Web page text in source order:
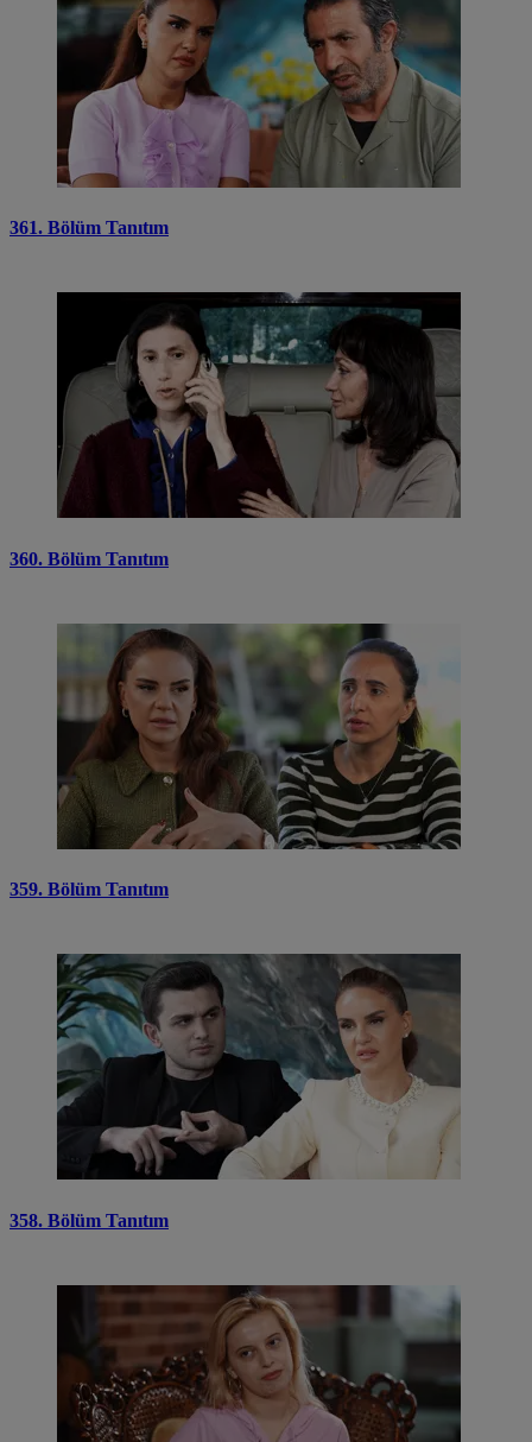
361. Bölüm Tanıtım
360. Bölüm Tanıtım
359. Bölüm Tanıtım
358. Bölüm Tanıtım